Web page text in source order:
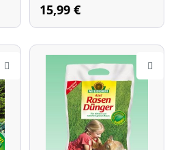
und prächtige Blüten
Faltschachtel mit 2 kg
Inhalt
15,99 €